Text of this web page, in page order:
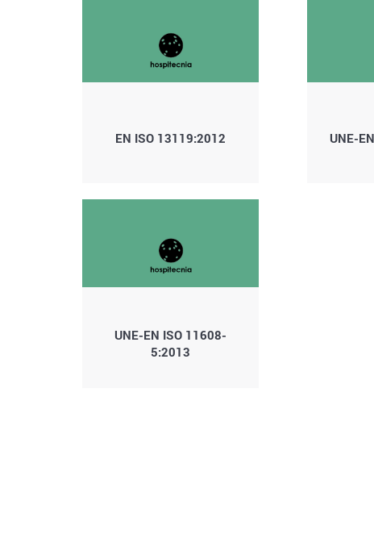
EN ISO 13119:2012 UNE-
UNE-EN ISO 11608-
5:2013